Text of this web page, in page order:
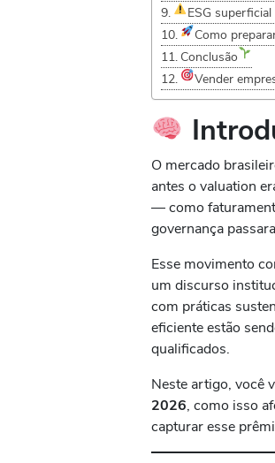
ESG
Como
Conclusão
Vender
O mercado
antes o valuation
— como
governança
Esse movimento
um discurso
com práticas
eficiente estão
qualificados.
Neste artigo, você
2026, como isso
capturar esse